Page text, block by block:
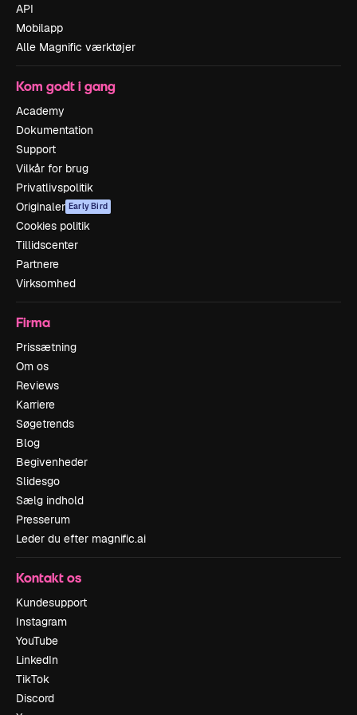
API
Mobilapp
Alle Magnific værktøjer
Kom godt i gang
Academy
Dokumentation
Support
Vilkår for brug
Privatlivspolitik
Originaler Early Bird
Cookies politik
Tillidscenter
Partnere
Virksomhed
Firma
Prissætning
Om os
Reviews
Karriere
Søgetrends
Blog
Begivenheder
Slidesgo
Sælg indhold
Presserum
Leder du efter magnific.ai
Kontakt os
Kundesupport
Instagram
YouTube
LinkedIn
TikTok
Discord